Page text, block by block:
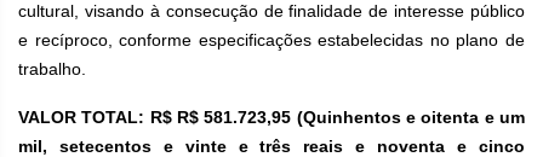
cultural, visando à consecução de finalidade de interesse público
e recíproco, conforme especificações estabelecidas no plano de
trabalho.
VALOR TOTAL: R$ R$ 581.723,95 (Quinhentos e oitenta e um
mil, setecentos e vinte e três reais e noventa e cinco